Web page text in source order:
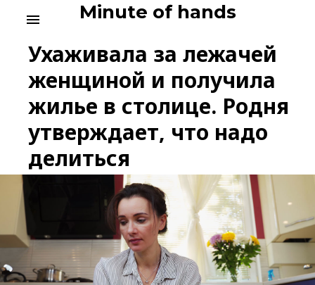
Minute of hands
menu
Ухаживала за лежачей
женщиной и получила
жилье в столице. Родня
утверждает, что надо
делиться